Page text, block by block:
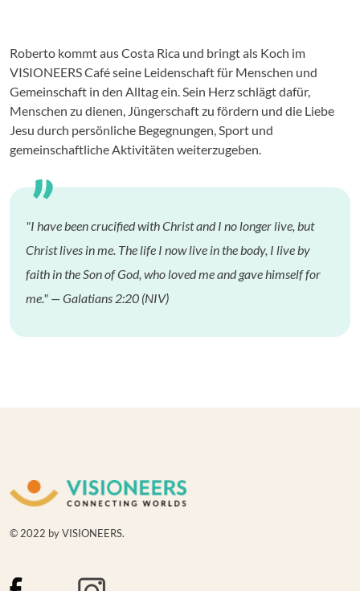
Roberto kommt aus Costa Rica und bringt als Koch im
VISIONEERS Café seine Leidenschaft für Menschen und
Gemeinschaft in den Alltag ein. Sein Herz schlägt dafür,
Menschen zu dienen, Jüngerschaft zu fördern und die Liebe
Jesu durch persönliche Begegnungen, Sport und
gemeinschaftliche Aktivitäten weiterzugeben.
"I have been crucified with Christ and I no longer live, but
Christ lives in me. The life I now live in the body, I live by
faith in the Son of God, who loved me and gave himself for
me." — Galatians 2:20 (NIV)
© 2022 by VISIONEERS.